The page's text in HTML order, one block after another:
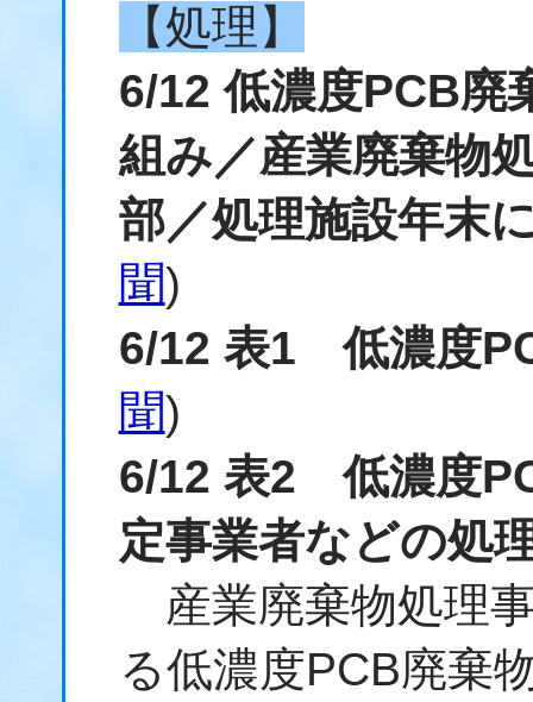
【処理】
6/12 低濃度PCB廃
組み／産業廃棄物
部／処理施設年末
聞)
6/12 表1 低濃度
聞)
6/12 表2 低濃度
定事業者などの処
産業廃棄物処理
る低濃度PCB廃棄